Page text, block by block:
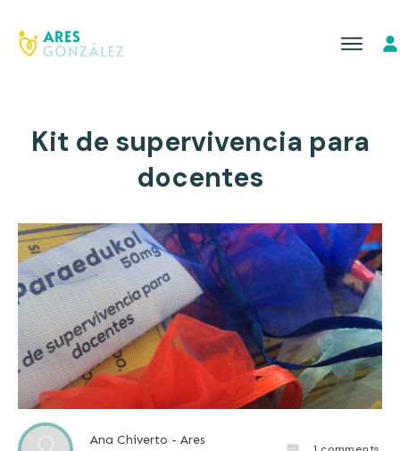
Kit de supervivencia para
docentes
Ana Chiverto - Ares